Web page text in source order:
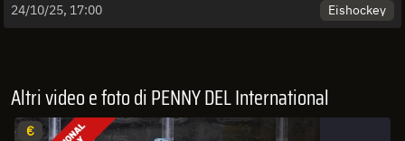
24/10/25, 17:00 Eishockey
Altri video e foto di PENNY DEL International
€